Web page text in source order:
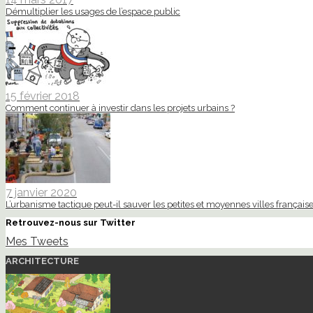
Démultiplier les usages de l’espace public
15 février 2018
Comment continuer à investir dans les projets urbains ?
7 janvier 2020
L’urbanisme tactique peut-il sauver les petites et moyennes villes
Retrouvez-nous sur Twitter
Mes Tweets
ARCHITECTURE